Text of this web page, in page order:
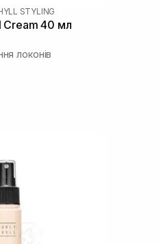
STYLING
Cream 40 мл
локонів